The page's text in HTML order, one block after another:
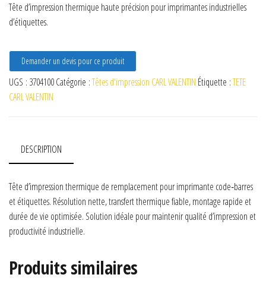
Tête d’impression thermique haute précision pour imprimantes industrielles
d’étiquettes.
Demander un devis pour ce produit
UGS : 3704100Catégorie :Têtes d'impression CARL VALENTIN Étiquette :TETE
CARL VALENTIN
DESCRIPTION
Tête d’impression thermique de remplacement pour imprimante code‑barres
et étiquettes. Résolution nette, transfert thermique fiable, montage rapide et
durée de vie optimisée. Solution idéale pour maintenir qualité d’impression et
productivité industrielle.
Produits similaires